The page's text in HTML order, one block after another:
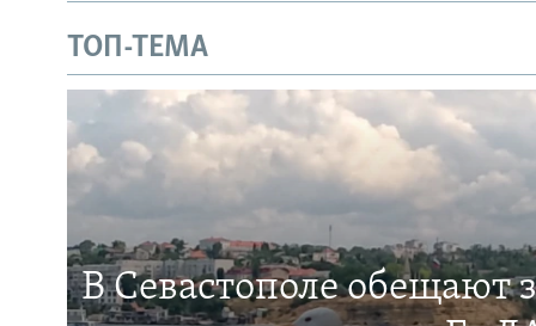
ТОП-ТЕМА
В Севастополе обещают